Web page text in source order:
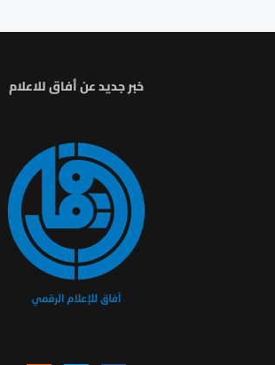
خبر جديد عن أفاق للاعلام